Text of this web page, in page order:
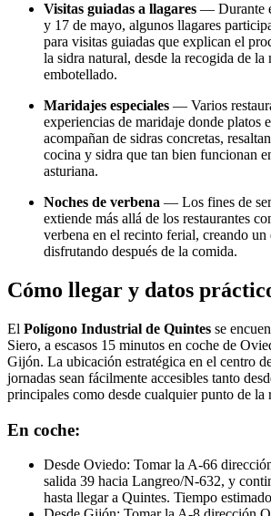
Visitas guiadas a llagares — Durante
y 17 de mayo, algunos llagares
para visitas guiadas que explican el
la sidra natural, desde la recogida de la
embotellado.
Maridajes especiales — Varios
experiencias de maridaje donde platos
acompañan de sidras concretas,
cocina y sidra que tan bien funcionan
asturiana.
Noches de verbena — Los fines de
extiende más allá de los restaurantes
verbena en el recinto ferial, creando un
disfrutando después de la comida.
Cómo llegar y datos
El Polígono Industrial de Quintes se
Siero, a escasos 15 minutos en coche de
Gijón. La ubicación estratégica en el centro
jornadas sean fácilmente accesibles tanto
principales como desde cualquier punto de la
En coche:
Desde Oviedo: Tomar la A-66
salida 39 hacia Langreo/N-632, y
hasta llegar a Quintes. Tiempo